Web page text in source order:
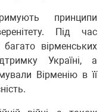
принципи
Під час
вірменських
Україні, а
Вірменію в її